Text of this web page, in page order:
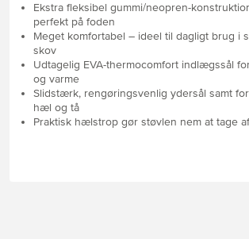
Ekstra fleksibel gummi/neopren-
perfekt på foden
Meget komfortabel – ideel til dagligt brug i
skov
Udtagelig EVA-thermocomfort indlægssål
og varme
Slidstærk, rengøringsvenlig ydersål samt
hæl og tå
Praktisk hælstrop gør støvlen nem at tage